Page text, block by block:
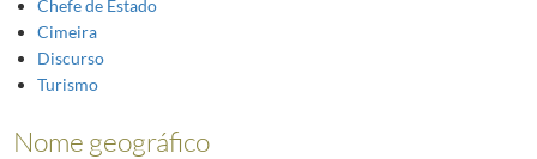
Chefe de Estado
Cimeira
Discurso
Turismo
Nome geográfico